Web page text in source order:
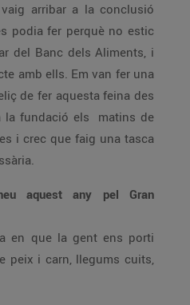
arribar a la conclusió
podia fer perquè no estic
del Banc dels Aliments, i
amb ells. Em van fer una
de fer aquesta feina des
la fundació els matins de
i crec que faig una tasca
aquest any pel Gran
en que la gent ens porti
peix i carn, llegums cuits,